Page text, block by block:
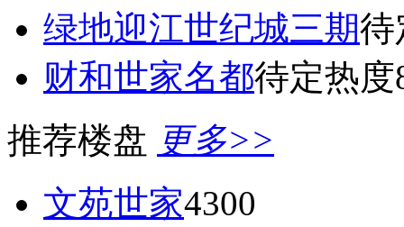
绿地迎江世纪城三期待
财和世家名都待定热度
推荐楼盘 更多>>
文苑世家4300